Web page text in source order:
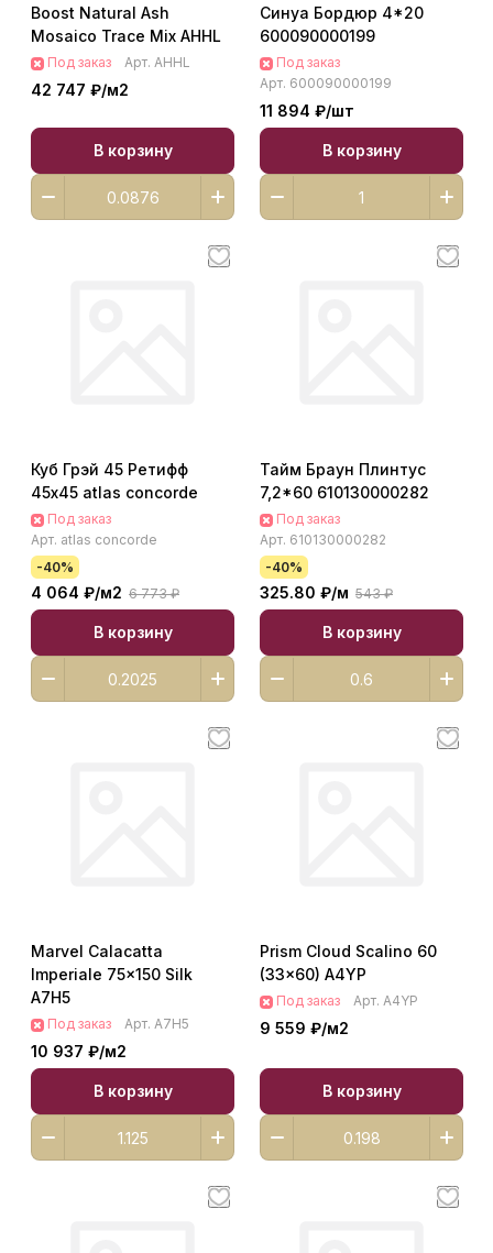
Boost Natural Ash
Mosaico Trace Mix AHHL
Под заказ Арт. AHHL
42 747 ₽/м2
В корзину
Синуа Бордюр 4*20
600090000199
Под заказ
Арт. 600090000199
11 894 ₽/шт
В корзину
Куб Грэй 45 Ретифф
45х45 atlas concorde
Под заказ
Арт. atlas concorde
-40%
4 064 ₽/м2 6 773 ₽
В корзину
Тайм Браун Плинтус
7,2*60 610130000282
Под заказ
Арт. 610130000282
-40%
325.80 ₽/м 543 ₽
В корзину
Marvel Calacatta
Imperiale 75x150 Silk
A7H5
Под заказ Арт. A7H5
10 937 ₽/м2
В корзину
Prism Cloud Scalino 60
(33x60) A4YP
Под заказ Арт. A4YP
9 559 ₽/м2
В корзину